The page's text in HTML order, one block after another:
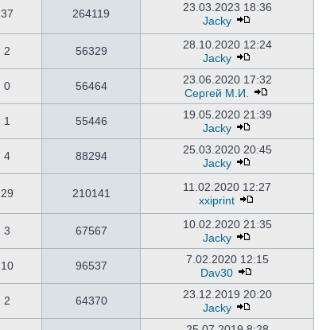
37 264119
23.03.2023 18:36
Jacky
2 56329
28.10.2020 12:24
Jacky
0 56464
23.06.2020 17:32
Сергей М.И.
1 55446
19.05.2020 21:39
Jacky
4 88294
25.03.2020 20:45
Jacky
29 210141
11.02.2020 12:27
xxiprint
3 67567
10.02.2020 21:35
Jacky
10 96537
7.02.2020 12:15
Dav30
2 64370
23.12.2019 20:20
Jacky